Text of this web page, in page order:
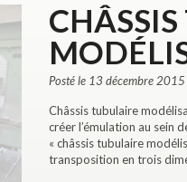
Posté le 13 décembre
Châssis tubulaire
créer l’émulation au sein
« châssis tubulaire
transposition en trois